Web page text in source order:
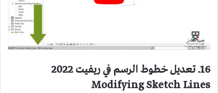
16. تعديل خطوط الرسم في ريفيت 2022
Modifying Sketch Lines